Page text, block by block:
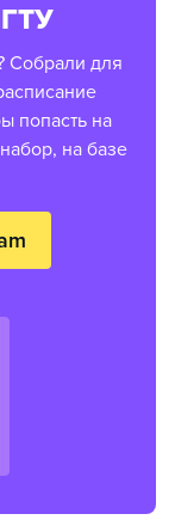
Собрали для
попасть на
на базе